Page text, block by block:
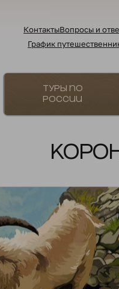
КонтактыВопросы и
График
Туры по
России